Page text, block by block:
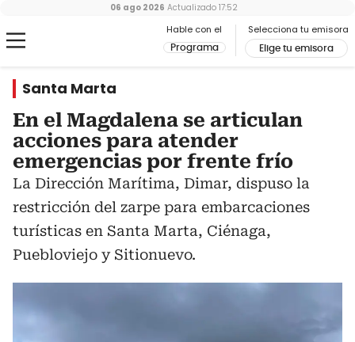
Hable con el
Programa
Selecciona tu emisora
Elige tu emisora
06 ago 2026 Actualizado 17:52
Santa Marta
En el Magdalena se articulan
acciones para atender
emergencias por frente frío
La Dirección Marítima, Dimar, dispuso la
restricción del zarpe para embarcaciones
turísticas en Santa Marta, Ciénaga,
Puebloviejo y Sitionuevo.